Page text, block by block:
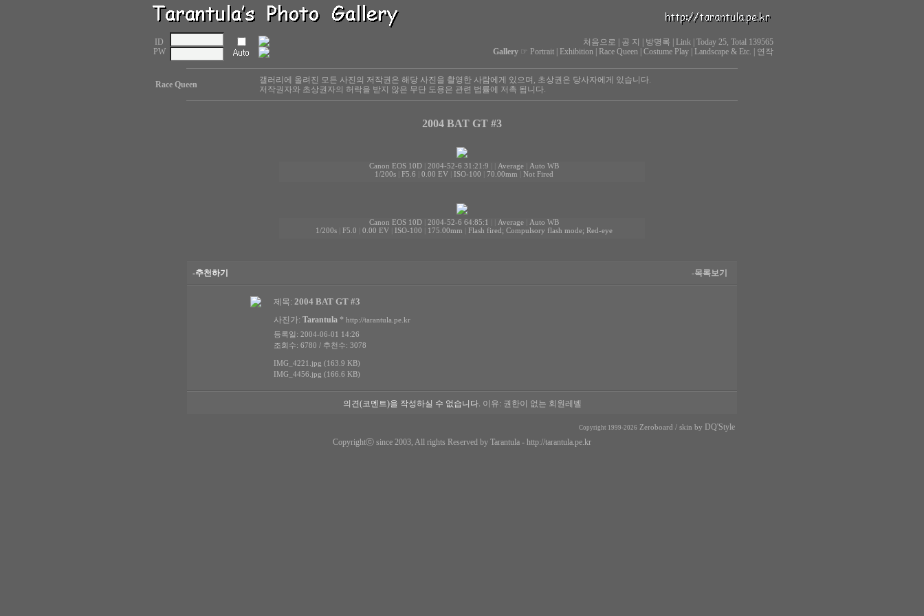
ID
PW
처음으로 공 지 방명록 Link| Today 25, Total 139565
Gallery☞ Portrait| Exhibition| Race Queen| Costume Play| Landscape & Etc. 연작
Race Queen
갤러리에 올려진 모든 사진의 저작권은 해당 사진을 촬영한 사람에게 있으며, 초상권은 당사자에게 있습니다.
저작권자와 초상권자의 허락을 받지 않은 무단 도용은 관련 법률에 저촉 됩니다.
2004 BAT GT #3
Canon EOS 10D| 2004-52-6 31:21:9 Average|
Auto WB
1/200s| F5.6 0.00 EV| ISO-100 70.00mm Not Fired
Canon EOS 10D| 2004-52-6 64:85:1 Average|
Auto WB
1/200s| F5.0 0.00 EV| ISO-100 175.00mm Flash fired; Compulsory flash mode; Red-eye
-추천하기 -목록보기
제목: 2004 BAT GT #3
사진가: Tarantula * http://tarantula.pe.kr
등록일: 2004-06-01 14:26
조회수: 6780 / 추천수: 3078
IMG_4221.jpg (163.9 KB)
IMG_4456.jpg (166.6 KB)
의견(코멘트)을 작성하실 수 없습니다. 이유: 권한이 없는 회원레벨
Copyright 1999-2026 Zeroboard / skin by
DQ'Style
Copyrightⓒ since 2003, All rights Reserved by Tarantula - http://tarantula.pe.kr